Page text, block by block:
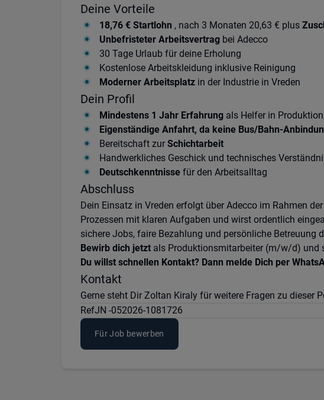
Deine Vorteile
18,76 € Startlohn , nach 3 Monaten 20,63 € plus
Unbefristeter Arbeitsvertrag bei Adecco
30 Tage Urlaub für deine Erholung
Kostenlose Arbeitskleidung inklusive Reinigung
Moderner Arbeitsplatz in der Industrie in Vreden
Dein Profil
Mindestens 1 Jahr Erfahrung als Helfer in
Eigenständige Anfahrt, da keine Bus/Bahn-
Bereitschaft zur Schichtarbeit
Handwerkliches Geschick und technisches
Deutschkenntnisse für den Arbeitsalltag
Abschluss
Dein Einsatz in Vreden erfolgt über Adecco im Rahmen
Prozessen mit klaren Aufgaben und wirst ordentlich
sichere Jobs, faire Bezahlung und persönliche Betreuung
Bewirb dich jetzt als Produktionsmitarbeiter (m/w/d) und
Du willst schnellen Kontakt? Dann melde Dich per
Kontakt
Gerne steht Dir Zoltan Kiraly für weitere Fragen zu dieser
RefJN -052026-1081726
Für Job bewerben